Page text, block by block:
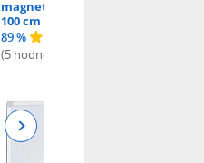
magnetická tabule 150 x
100 cm
89 %
(5 hodnocení)
Next